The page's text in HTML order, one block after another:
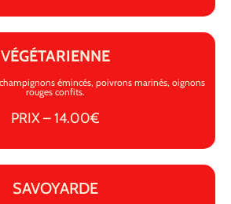
VÉGÉTARIENNE
émincés, poivrons marinés, oignons
rouges confits.
PRIX – 14.00€
SAVOYARDE